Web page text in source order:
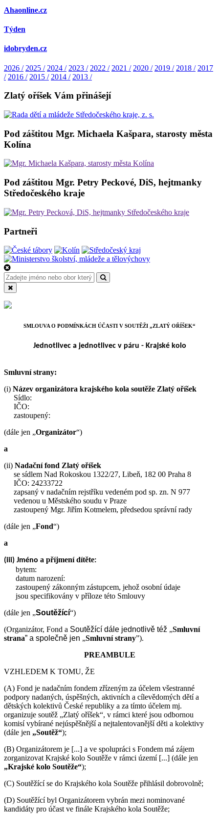
Ahaonline.cz
Týden
idobryden.cz
2026 / 2025 / 2024 / 2023 / 2022 / 2021 / 2020 / 2019 / 2018 / 2017
/ 2016 / 2015 / 2014 / 2013 /
Zlatý oříšek Vám přinášejí
Pod záštitou Mgr. Michaela Kašpara, starosty města
Kolína
Pod záštitou Mgr. Petry Peckové, DiS, hejtmanky
Středočeského kraje
Partneři
SMLOUVA O PODMÍNKÁCH ÚČASTI V SOUTĚŽI „ZLATÝ OŘÍŠEK“
Jednotlivec a jednotlivec v páru - Krajské kolo
Smluvní strany:
(i) Název organizátora krajského kola soutěže Zlatý oříšek
Sídlo:
IČO:
zastoupený:
(dále jen „Organizátor“)
a
(ii) Nadační fond Zlatý oříšek
se sídlem Nad Rokoskou 1322/27, Libeň, 182 00 Praha 8
IČO: 24233722
zapsaný v nadačním rejstříku vedeném pod sp. zn. N 977
vedenou u Městského soudu v Praze
zastoupený Mgr. Jiřím Kotmelem, předsedou správní rady
(dále jen „Fond“)
a
(iii) Jméno a příjmení dítěte:
bytem:
datum narození:
zastoupený zákonným zástupcem, jehož osobní údaje
jsou specifikovány v příloze této Smlouvy
(dále jen „Soutěžící“)
(Organizátor, Fond a Soutěžící dále jednotlivě též „Smluvní
strana” a společně jen „Smluvní strany”).
PREAMBULE
VZHLEDEM K TOMU, ŽE
(A) Fond je nadačním fondem zřízeným za účelem všestranné
podpory nadaných, úspěšných, aktivních a cílevědomých dětí a
dětských kolektivů České republiky a za tímto účelem mj.
organizuje soutěž „Zlatý oříšek“, v rámci které jsou odbornou
komisí vybírané nejúspěšnější a nejtalentovanější děti a kolektivy
(dále jen „Soutěž“);
(B) Organizátorem je [...] a ve spolupráci s Fondem má zájem
zorganizovat Krajské kolo Soutěže v rámci území [...] (dále jen
„Krajské kolo Soutěže“);
(C) Soutěžící se do Krajského kola Soutěže přihlásil dobrovolně;
(D) Soutěžící byl Organizátorem vybrán mezi nominované
kandidáty pro účast ve finále Krajského kola Soutěže;